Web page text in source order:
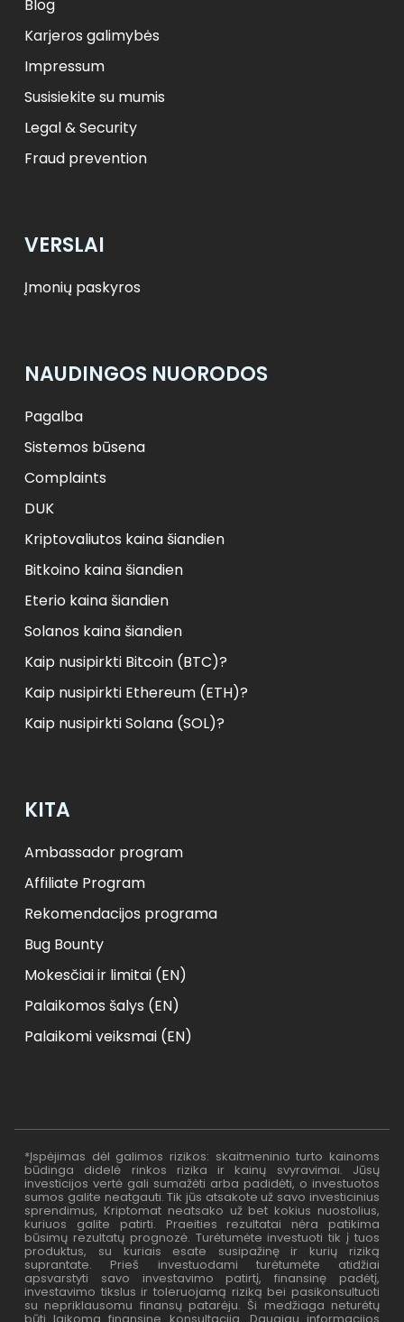
Blog
Karjeros galimybės
Impressum
Susisiekite su mumis
Legal & Security
Fraud prevention
VERSLAI
Įmonių paskyros
NAUDINGOS NUORODOS
Pagalba
Sistemos būsena
Complaints
DUK
Kriptovaliutos kaina šiandien
Bitkoino kaina šiandien
Eterio kaina šiandien
Solanos kaina šiandien
Kaip nusipirkti Bitcoin (BTC)?
Kaip nusipirkti Ethereum (ETH)?
Kaip nusipirkti Solana (SOL)?
KITA
Ambassador program
Affiliate Program
Rekomendacijos programa
Bug Bounty
Mokesčiai ir limitai (EN)
Palaikomos šalys (EN)
Palaikomi veiksmai (EN)
*Įspėjimas dėl galimos rizikos: skaitmeninio turto kainoms
būdinga didelė rinkos rizika ir kainų svyravimai. Jūsų
investicijos vertė gali sumažėti arba padidėti, o investuotos
sumos galite neatgauti. Tik jūs atsakote už savo investicinius
sprendimus, Kriptomat neatsako už bet kokius nuostolius,
kuriuos galite patirti. Praeities rezultatai nėra patikima
būsimų rezultatų prognozė. Turėtumėte investuoti tik į tuos
produktus, su kuriais esate susipažinę ir kurių riziką
suprantate. Prieš investuodami turėtumėte atidžiai
apsvarstyti savo investavimo patirtį, finansinę padėtį,
investavimo tikslus ir toleruojamą riziką bei pasikonsultuoti
su nepriklausomu finansų patarėju. Ši medžiaga neturėtų